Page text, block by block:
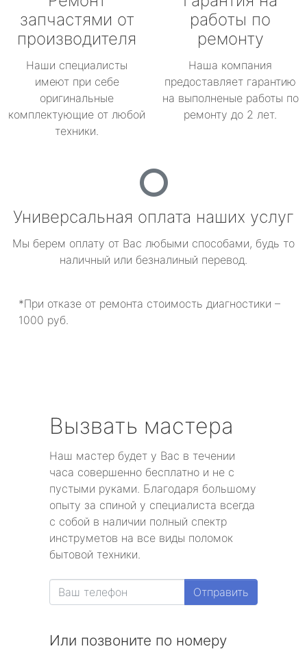
запчастями от
производителя
Наши специалисты
имеют при себе
оригинальные
комплектующие от любой
техники.
работы по
ремонту
Наша компания
предоставляет гарантию
на выполненые работы по
ремонту до 2 лет.
Универсальная оплата наших услуг
Мы берем оплату от Вас любыми способами, будь то
наличный или безналиный перевод.
*При отказе от ремонта стоимость диагностики –
1000 руб.
Вызвать мастера
Наш мастер будет у Вас в течении
часа совершенно бесплатно и не с
пустыми руками. Благодаря большому
опыту за спиной у специалиста всегда
с собой в наличии полный спектр
инструметов на все виды поломок
бытовой техники.
Отправить
Или позвоните по номеру